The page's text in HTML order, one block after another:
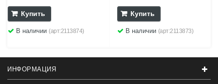
Купить
В наличии (арт:2113874)
Купить
В наличии (арт:2113873)
ИНФОРМАЦИЯ